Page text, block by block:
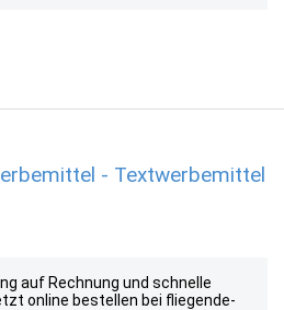
- Textwerbemittel
auf Rechnung und schnelle
online bestellen bei fliegende-